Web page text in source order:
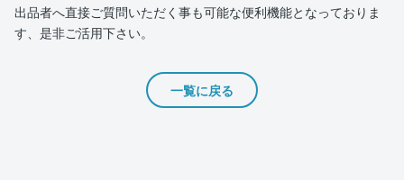
出品者へ直接ご質問いただく事も可能な便利機能となっておりま
す、是非ご活用下さい。
一覧に戻る